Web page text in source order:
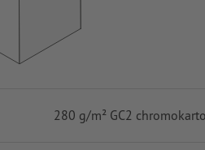
280 g/m² GC2